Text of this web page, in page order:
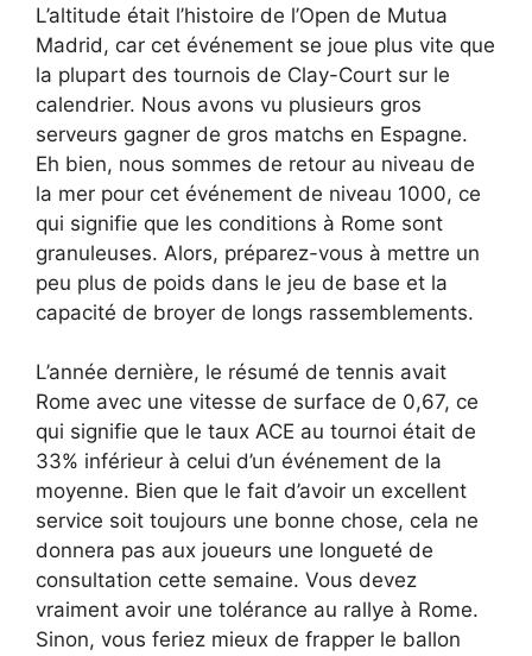
L’altitude était l’histoire de l’Open de Mutua
Madrid, car cet événement se joue plus vite que
la plupart des tournois de Clay-Court sur le
calendrier. Nous avons vu plusieurs gros
serveurs gagner de gros matchs en Espagne.
Eh bien, nous sommes de retour au niveau de
la mer pour cet événement de niveau 1000, ce
qui signifie que les conditions à Rome sont
granuleuses. Alors, préparez-vous à mettre un
peu plus de poids dans le jeu de base et la
capacité de broyer de longs rassemblements.
L’année dernière, le résumé de tennis avait
Rome avec une vitesse de surface de 0,67, ce
qui signifie que le taux ACE au tournoi était de
33% inférieur à celui d’un événement de la
moyenne. Bien que le fait d’avoir un excellent
service soit toujours une bonne chose, cela ne
donnera pas aux joueurs une longueté de
consultation cette semaine. Vous devez
vraiment avoir une tolérance au rallye à Rome.
Sinon, vous feriez mieux de frapper le ballon